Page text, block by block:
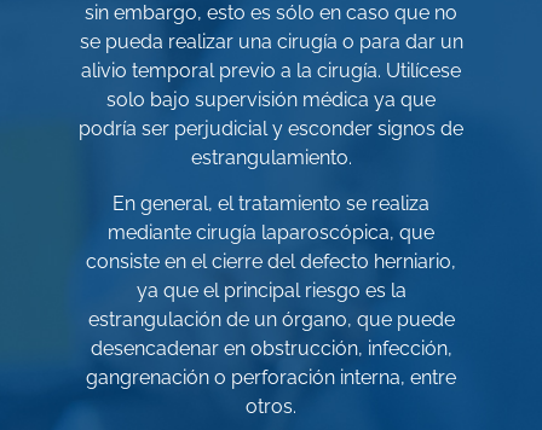
sin embargo, esto es sólo en caso que no
se pueda realizar una cirugía o para dar un
alivio temporal previo a la cirugía. Utilícese
solo bajo supervisión médica ya que
podría ser perjudicial y esconder signos de
estrangulamiento.
En general, el tratamiento se realiza
mediante cirugía laparoscópica, que
consiste en el cierre del defecto herniario,
ya que el principal riesgo es la
estrangulación de un órgano, que puede
desencadenar en obstrucción, infección,
gangrenación o perforación interna, entre
otros.